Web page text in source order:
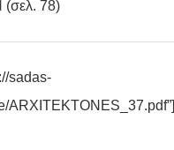
(σελ. 78)
sadas-
ARXITEKTONES_37.pdf”]